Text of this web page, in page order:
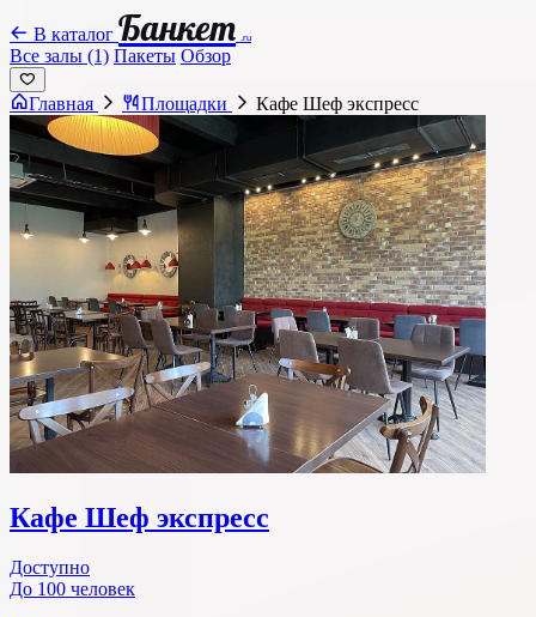
В каталог Банкет .ru
Все залы (1) Пакеты Обзор
Главная Площадки Кафе Шеф экспресс
Кафе Шеф экспресс
Доступно
До 100 человек